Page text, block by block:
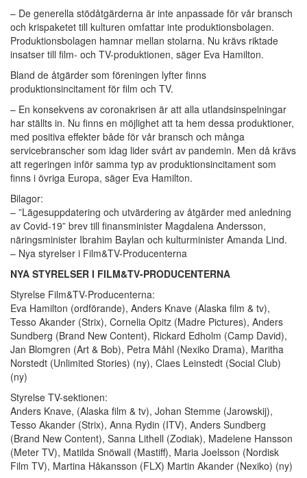
– De generella stödåtgärderna är inte anpassade för vår bransch
och krispaketet till kulturen omfattar inte produktionsbolagen.
Produktionsbolagen hamnar mellan stolarna. Nu krävs riktade
insatser till film- och TV-produktionen, säger Eva Hamilton.
Bland de åtgärder som föreningen lyfter finns
produktionsincitament för film och TV.
– En konsekvens av coronakrisen är att alla utlandsinspelningar
har ställts in. Nu finns en möjlighet att ta hem dessa produktioner,
med positiva effekter både för vår bransch och många
servicebranscher som idag lider svårt av pandemin. Men då krävs
att regeringen inför samma typ av produktionsincitament som
finns i övriga Europa, säger Eva Hamilton.
Bilagor:
– ”Lägesuppdatering och utvärdering av åtgärder med anledning
av Covid-19” brev till finansminister Magdalena Andersson,
näringsminister Ibrahim Baylan och kulturminister Amanda Lind.
– Nya styrelser i Film&TV-Producenterna
NYA STYRELSER I FILM&TV-PRODUCENTERNA
Styrelse Film&TV-Producenterna:
Eva Hamilton (ordförande), Anders Knave (Alaska film & tv),
Tesso Akander (Strix), Cornelia Opitz (Madre Pictures), Anders
Sundberg (Brand New Content), Rickard Edholm (Camp David),
Jan Blomgren (Art & Bob), Petra Måhl (Nexiko Drama), Maritha
Norstedt (Unlimited Stories) (ny), Claes Leinstedt (Social Club)
(ny)
Styrelse TV-sektionen:
Anders Knave, (Alaska film & tv), Johan Stemme (Jarowskij),
Tesso Akander (Strix), Anna Rydin (ITV), Anders Sundberg
(Brand New Content), Sanna Lithell (Zodiak), Madelene Hansson
(Meter TV), Matilda Snöwall (Mastiff), Maria Joelsson (Nordisk
Film TV), Martina Håkansson (FLX) Martin Akander (Nexiko) (ny)